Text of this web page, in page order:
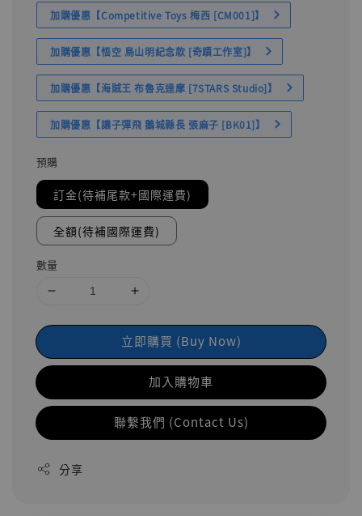
加購優惠【Competitive Toys 梅西 [CM001]】
加購優惠【悟空 鳥山明紀念款 [奇蹟工作室]】
加購優惠【海賊王 布魯克達摩 [7STARS Studio]】
加購優惠【讓子彈飛 鵝城縣長 張麻子 [BK01]】
預購
訂金(待補尾款+國際運費)
全額(待補國際運費)
數量
立即購買 (Buy Now)
加入購物車
聯繫我們 (Contact Us)
分享